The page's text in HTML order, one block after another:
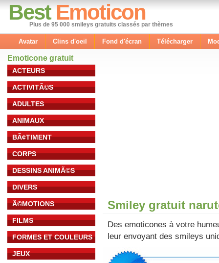
Best Emoticon
Plus de 95 000 smileys gratuits classés par thèmes
Avatar Clins d'oeil Fond d'écran Télécharger
Emoticone gratuit
ACTEURS
ACTIVITÃ©S
ADULTES
ANIMAUX
BÃ¢TIMENT
CORPS
DESSINS ANIMÃ©S
DIVERS
Ã©MOTIONS
FILMS
FORMES ET COULEURS
JEUX
Smiley gratuit
Des emoticones à votre
leur envoyant des smileys